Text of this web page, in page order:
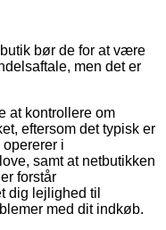
bør de for at være
men det er
at kontrollere om
eftersom det typisk er
i
samt at netbutikken
forstår
dig lejlighed til
med dit indkøb.